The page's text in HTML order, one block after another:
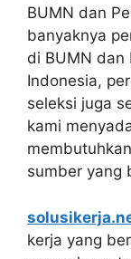
BUMN dan
banyaknya
di BUMN dan
Indonesia,
seleksi juga
kami
sumber yang
kerja yang